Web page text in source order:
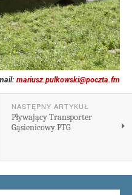
mariusz.pulkowski@poczta.fm
NASTĘPNY ARTYKUŁ
Pływający Transporter
Gąsienicowy PTG